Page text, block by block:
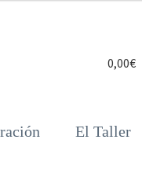
0,00€
El Taller